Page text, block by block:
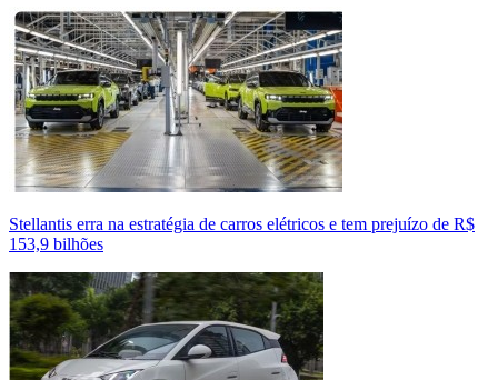
Stellantis erra na estratégia de carros elétricos e tem prejuízo de R$
153,9 bilhões